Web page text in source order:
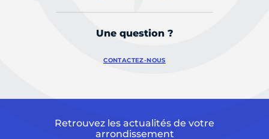
Une question ?
CONTACTEZ-NOUS
Retrouvez les actualités de votre
arrondissement